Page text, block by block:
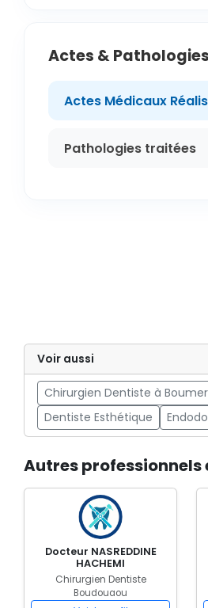
Actes & Pathologies
Actes Médicaux
Pathologies traitées
Voir aussi
Chirurgien Dentiste à
Dentiste Esthétique
Autres professionnels
Docteur NASREDDINE
HACHEMI
Chirurgien Dentiste
Boudouaou